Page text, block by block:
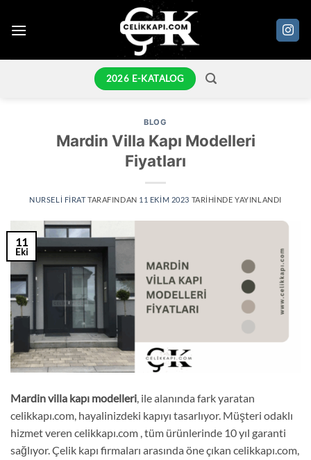
atla
2026 E-KATALOG
BLOG
Mardin Villa Kapı Modelleri
Fiyatları
NURSELI FIRATTARAFINDAN 11 EKIM 2023 TARIHINDE YAYINLANDI
11
Eki
Mardinvilla kapı modelleri, ile alanında fark yaratan
celikkapı.com, hayalinizdeki kapıyı tasarlıyor. Müşteri odaklı
hizmet veren celikkapı.com , tüm ürünlerinde 10 yıl garanti
sağlıyor. Çelik kapı firmaları arasında öne çıkan celikkapı.com,